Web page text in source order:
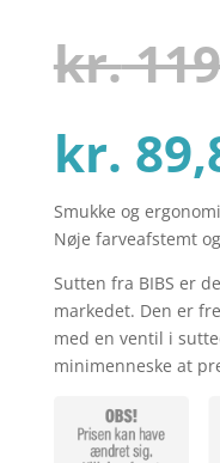
baseret
på
kundebed
kr.
kr.
Smukke og
Nøje farveafstemt
Sutten fra BIBS er
markedet. Den er
med en ventil i
minimenneske at